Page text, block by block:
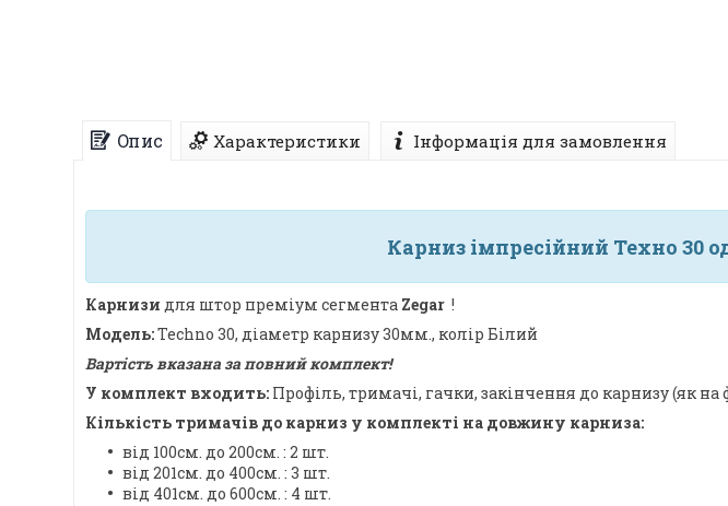
Опис Характеристики Інформація для замовлення
Карниз імпресійний Техно 30
Карнизи для штор преміум сегмента Zegar !
Модель:Techno 30, діаметр карнизу 30мм., колір Білий
Вартість вказана за повний комплект!
У комплект входить: Профіль, тримачі, гачки, закінчення до карнизу (як на
Кількість тримачів до карниз у комплекті на довжину карниза:
від 100см. до 200см. : 2 шт.
від 201см. до 400см. : 3 шт.
від 401см. до 600см. : 4 шт.